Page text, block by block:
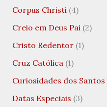
Corpus Christi(4)
Creio em Deus Pai(2)
Cristo Redentor(1)
Cruz Católica(1)
Curiosidades dos Santos
Datas Especiais (3)